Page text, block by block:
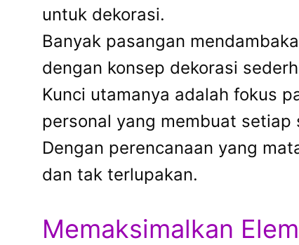
untuk dekorasi.
Banyak pasangan
dengan konsep dekorasi
Kunci utamanya adalah fokus
personal yang membuat
Dengan perencanaan yang
dan tak terlupakan.
Memaksimalkan